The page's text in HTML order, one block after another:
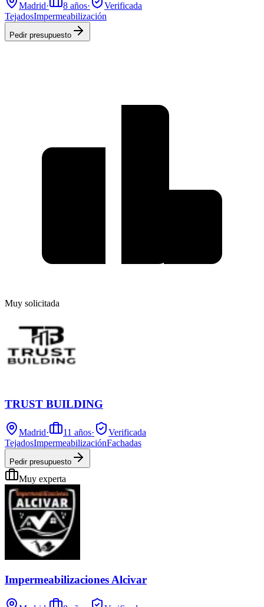
Madrid· 8 años·
Verificada
TejadosImpermeabilización
Pedir presupuesto
Muy solicitada
TRUST BUILDING
Madrid· 11 años·
Verificada
TejadosImpermeabilizaciónFachadas
Pedir presupuesto
Muy experta
Impermeabilizaciones Alcivar